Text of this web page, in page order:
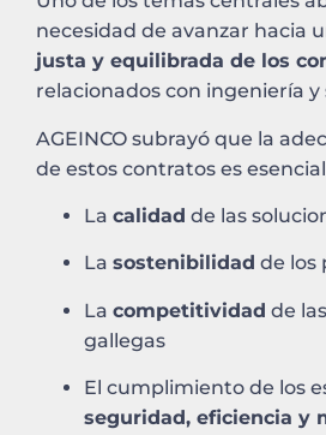
necesidad de avanzar hacia
justa y equilibrada de los
relacionados con ingeniería y
AGEINCO subrayó que la
de estos contratos es
La calidad de las
La sostenibilidad de los
La competitividad de
gallegas
El cumplimiento de los
seguridad, eficiencia y